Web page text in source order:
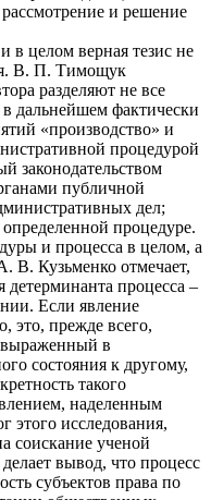
и решение
в целом верная тезис не
В. П. Тимощук
разделяют не все
в дальнейшем фактически
«производство» и
процедурой
законодательством
публичной
дел;
определенной процедуре.
и процесса в целом, а
В. Кузьменко отмечает,
детерминанта процесса –
Если явление
это, прежде всего,
в
состояния к другому,
такого
наделенным
этого исследования,
соискание ученой
вывод, что процесс
субъектов права по